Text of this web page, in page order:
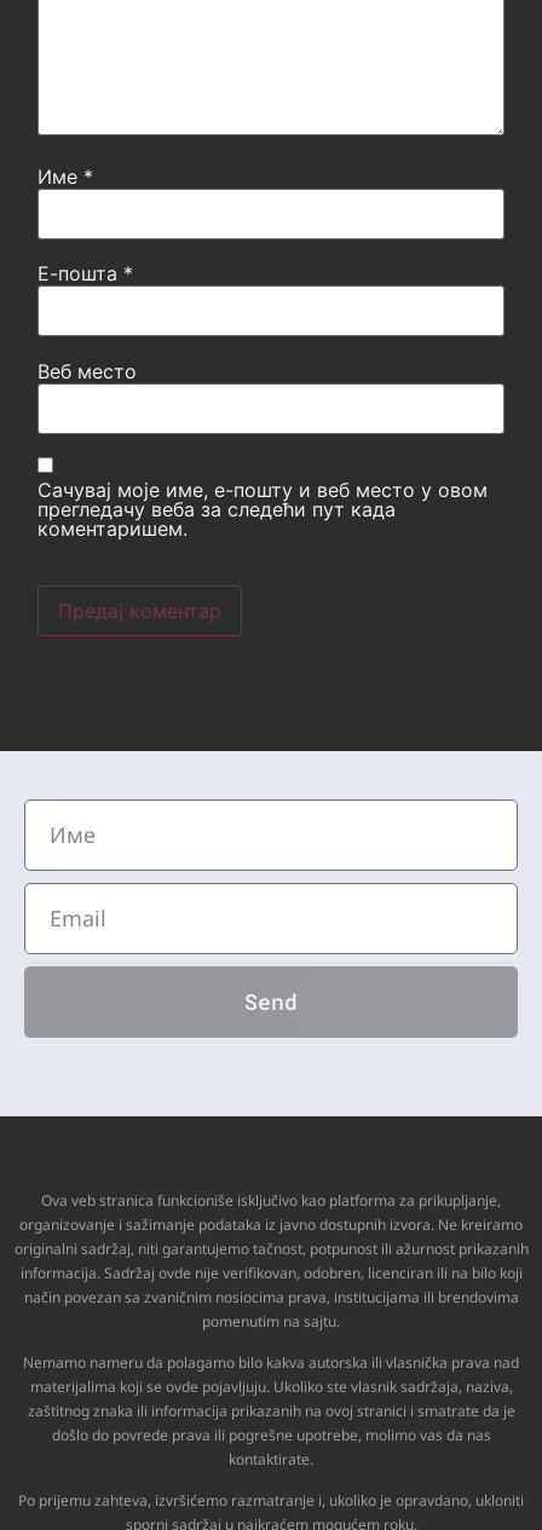
Име *
Е-пошта *
Веб место
Сачувај моје име, е-пошту и веб место у овом
прегледачу веба за следећи пут када
коментаришем.
Send
Ova veb stranica funkcioniše isključivo kao platforma za prikupljanje,
organizovanje i sažimanje podataka iz javno dostupnih izvora. Ne kreiramo
originalni sadržaj, niti garantujemo tačnost, potpunost ili ažurnost prikazanih
informacija. Sadržaj ovde nije verifikovan, odobren, licenciran ili na bilo koji
način povezan sa zvaničnim nosiocima prava, institucijama ili brendovima
pomenutim na sajtu.
Nemamo nameru da polagamo bilo kakva autorska ili vlasnička prava nad
materijalima koji se ovde pojavljuju. Ukoliko ste vlasnik sadržaja, naziva,
zaštitnog znaka ili informacija prikazanih na ovoj stranici i smatrate da je
došlo do povrede prava ili pogrešne upotrebe, molimo vas da nas
kontaktirate.
Po prijemu zahteva, izvršićemo razmatranje i, ukoliko je opravdano, ukloniti
sporni sadržaj u najkraćem mogućem roku.